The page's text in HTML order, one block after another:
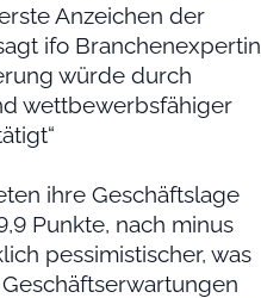
Anzeichen der
ifo Branchenexpertin
würde durch
wettbewerbsfähiger
ihre Geschäftslage
Punkte, nach minus
pessimistischer, was